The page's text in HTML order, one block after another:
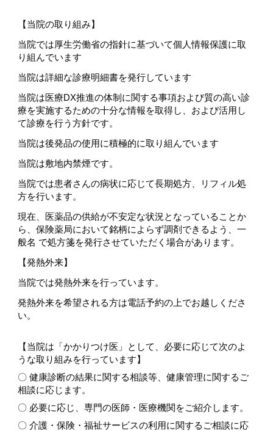
【当院の取り組み】
当院では厚生労働省の指針に基づいて個人情報保護に取
り組んでいます
当院は詳細な診療明細書を発行しています
当院は医療DX推進の体制に関する事項および質の高い診
療を実施するための十分な情報を取得し、および活用し
て診療を行う方針です。
当院は後発品の使用に積極的に取り組んでいます
当院は敷地内禁煙です。
当院では患者さんの病状に応じて長期処方、リフィル処
方を行います。
現在、医薬品の供給が不安定な状況となっていることか
ら、保険薬局において銘柄によらず調剤できるよう、一
般名 で処方箋を発行させていただく場合があります。
【発熱外来】
当院では発熱外来を行っています。
発熱外来を希望される方は電話予約の上でお越しくださ
い。
【当院は「かかりつけ医」として、必要に応じて次のよ
うな取り組みを行っています】
〇 健康診断の結果に関する相談等、健康管理に関するご
相談に応じます。
〇 必要に応じ、専門の医師・医療機関をご紹介します。
〇 介護・保険・福祉サービスの利用に関するご相談に応